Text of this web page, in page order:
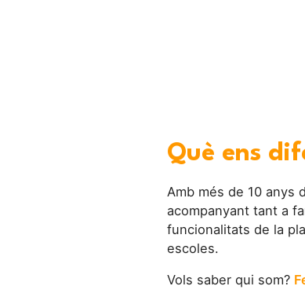
Què ens
Amb més de 10 anys
acompanyant tant a
funcionalitats de la
escoles.
Vols saber qui som?